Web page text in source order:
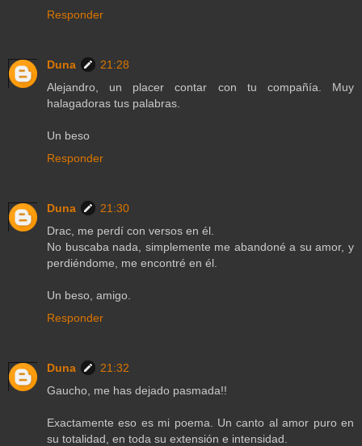
Responder
Duna
21:28
Alejandro, un placer contar con tu compañía. Muy
halagadoras tus palabras.
Un beso
Responder
Duna
21:30
Drac, me perdí con versos en él.
No buscaba nada, simplemente me abandoné a su amor, y
perdiéndome, me encontré en él.
Un beso, amigo.
Responder
Duna
21:32
Gaucho, me has dejado pasmada!!
Exactamente eso es mi poema. Un canto al amor puro en
su totalidad, en toda su extensión e intensidad.